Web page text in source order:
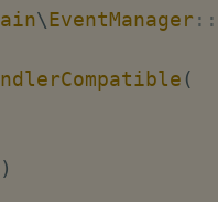
\EventManager ::
(
)